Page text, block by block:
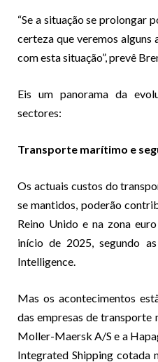
“Se a situação se prolongar
certeza que veremos alguns
com esta situação”, prevê
Eis um panorama da
sectores:
Transporte marítimo e
Os actuais custos do
se mantidos, poderão
Reino Unido e na zona
início de 2025, segundo
Intelligence.
Mas os acontecimentos
das empresas de
Moller-Maersk A/S e a
Integrated Shipping cotada